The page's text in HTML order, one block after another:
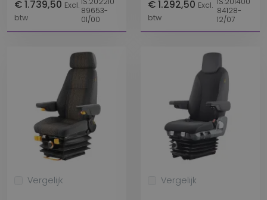
€ 1.739,50 Excl.
btw
89653-
01/00
€ 1.292,50 Excl.
btw
84128-
12/07
Vergelijk Vergelijk